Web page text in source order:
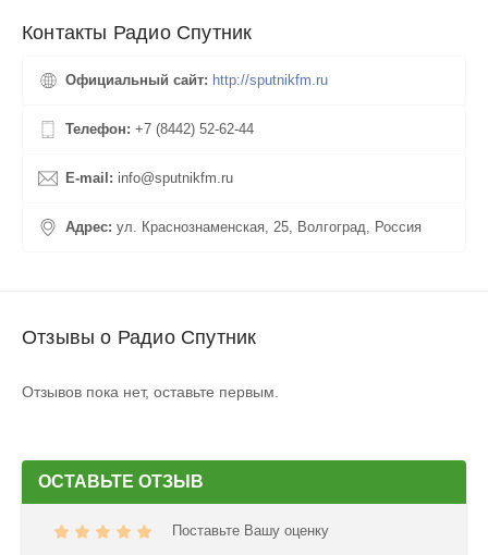
Контакты Радио Спутник
Официальный сайт: http://sputnikfm.ru
Телефон: +7 (8442) 52-62-44
E-mail: info@sputnikfm.ru
Адрес: ул. Краснознаменская, 25, Волгоград, Россия
Отзывы о Радио Спутник
Отзывов пока нет, оставьте первым.
ОСТАВЬТЕ ОТЗЫВ
Поставьте Вашу оценку